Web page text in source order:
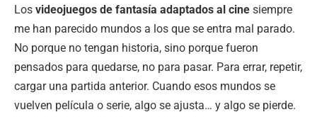
Los videojuegos de fantasía adaptados al cine siempre
me han parecido mundos a los que se entra mal parado.
No porque no tengan historia, sino porque fueron
pensados para quedarse, no para pasar. Para errar, repetir,
cargar una partida anterior. Cuando esos mundos se
vuelven película o serie, algo se ajusta… y algo se pierde.